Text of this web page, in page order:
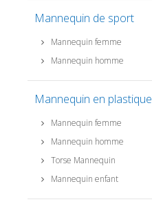
Mannequin de sport
Mannequin femme
Mannequin homme
Mannequin en plastique
Mannequin femme
Mannequin homme
Torse Mannequin
Mannequin enfant